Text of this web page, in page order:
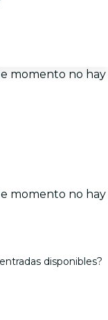
momento no hay
momento no hay
disponibles?